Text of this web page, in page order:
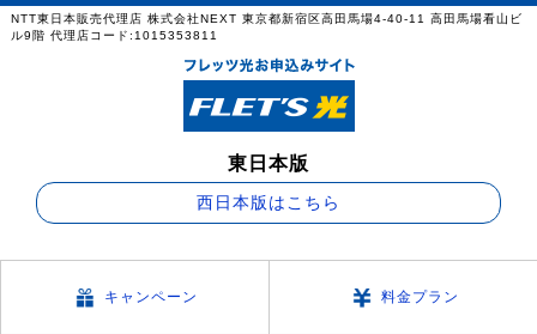
NTT東日本販売代理店 株式会社NEXT 東京都新宿区高田馬場4-40-11 高田馬場看山ビ
ル9階 代理店コード:1015353811
東日本版
西日本版はこちら
キャンペーン 料金プラン